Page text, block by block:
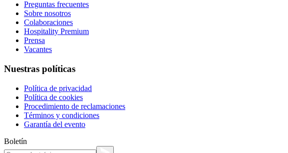
Preguntas frecuentes
Sobre nosotros
Colaboraciones
Hospitality Premium
Prensa
Vacantes
Nuestras políticas
Política de privacidad
Política de cookies
Procedimiento de reclamaciones
Términos y condiciones
Garantía del evento
Boletín